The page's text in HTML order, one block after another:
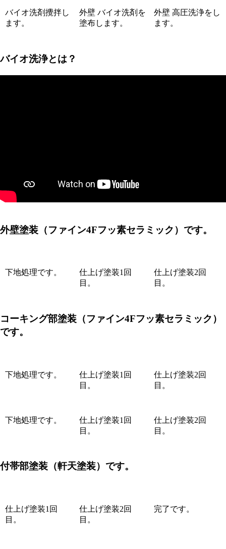
バイオ洗剤攪拌し
ます。
外壁 バイオ洗剤を
塗布します。
外壁 高圧洗浄をし
ます。
バイオ洗浄とは？
外壁塗装（ファイン4Fフッ素セラミック）です。
下地処理です。
仕上げ塗装1回
目。
仕上げ塗装2回
目。
コーキング部塗装（ファイン4Fフッ素セラミック）
です。
下地処理です。
仕上げ塗装1回
目。
仕上げ塗装2回
目。
下地処理です。
仕上げ塗装1回
目。
仕上げ塗装2回
目。
付帯部塗装（軒天塗装）です。
仕上げ塗装1回
目。
仕上げ塗装2回
目。
完了です。